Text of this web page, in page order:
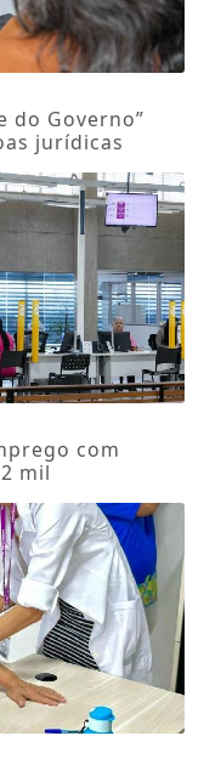
do Governo”
jurídicas
com
mil